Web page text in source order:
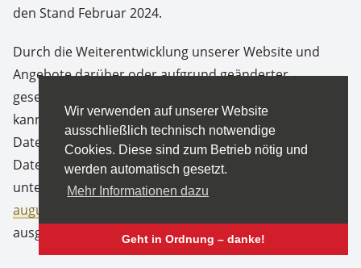
Wir verwenden auf unserer Website
ausschließlich technisch notwendige
Cookies. Diese sind zum Betrieb nötig und
werden automatisch gesetzt.
Mehr Informationen dazu
Geht in Ordnung – danke!
den Stand Februar 2024.
Durch die Weiterentwicklung unserer Website und
Angebote darüber oder aufgrund geänderter
gesetzlicher beziehungsweise behördlicher Vorgaben
kann es notwendig werden, diese
Datenschutzerklärung zu ändern. Die jeweils aktuelle
Datenschutzerklärung kann jederzeit auf der Website
unter
https://www.hotel-clemens-
august.de/datenschutz
ausgedruckt werden.